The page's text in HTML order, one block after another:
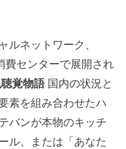
ルネットワーク、
センターで展開され
覚物語 国内の状況と
素を組み合わせたハ
バンが本物のキッチ
ル、または「あなた